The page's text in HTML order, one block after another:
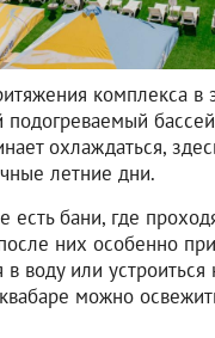
комплекса в
подогреваемый
охлаждаться,
летние дни.
есть бани, где
них особенно
в воду или
можно